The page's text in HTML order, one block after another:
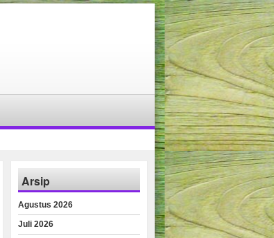
Arsip
Agustus 2026
Juli 2026